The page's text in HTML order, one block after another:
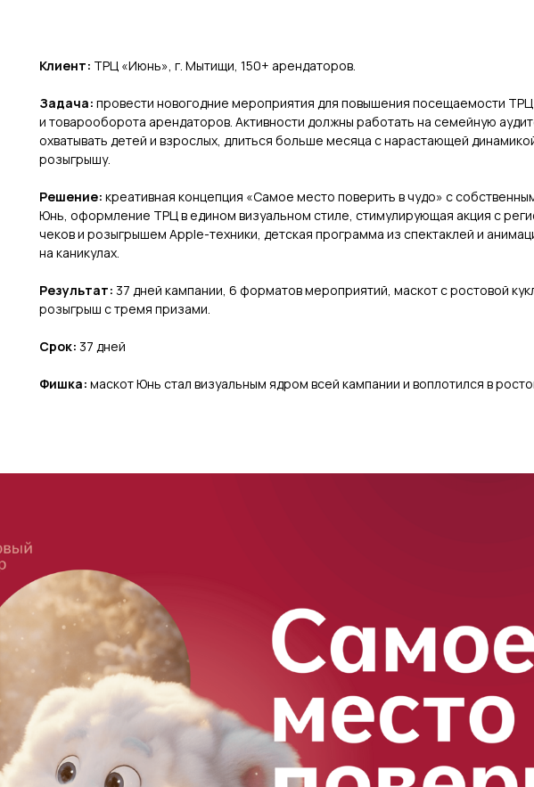
Клиент: ТРЦ «Июнь», г. Мытищи, 150+ арендаторов.
Задача: провести новогодние мероприятия для повышения посещаемости ТРЦ
и товарооборота арендаторов. Активности должны работать на семейную
охватывать детей и взрослых, длиться больше месяца с нарастающей
розыгрышу.
Решение: креативная концепция «Самое место поверить в чудо» с
Юнь, оформление ТРЦ в едином визуальном стиле, стимулирующая акция с
чеков и розыгрышем Apple-техники, детская программа из спектаклей и
на каникулах.
Результат: 37 дней кампании, 6 форматов мероприятий, маскот с ростовой
розыгрыш с тремя призами.
Срок: 37 дней
Фишка: маскот Юнь стал визуальным ядром всей кампании и воплотился в